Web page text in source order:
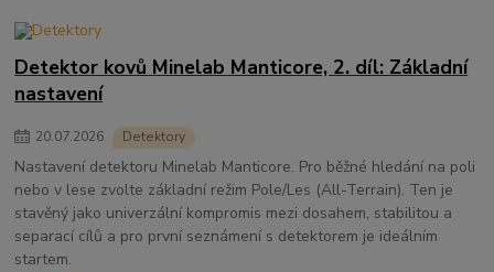
Detektor kovů Minelab Manticore, 2. díl: Základní
nastavení
20.07.2026 Detektory
Nastavení detektoru Minelab Manticore. Pro běžné hledání na poli
nebo v lese zvolte základní režim Pole/Les (All-Terrain). Ten je
stavěný jako univerzální kompromis mezi dosahem, stabilitou a
separací cílů a pro první seznámení s detektorem je ideálním
startem.